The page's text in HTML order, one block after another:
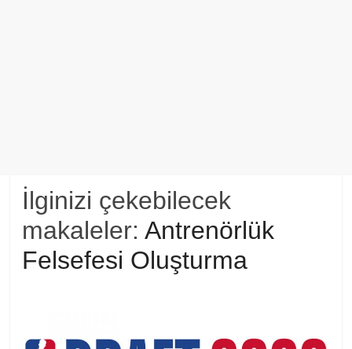
İlginizi çekebilecek
makaleler:Antrenörlük
Felsefesi Oluşturma